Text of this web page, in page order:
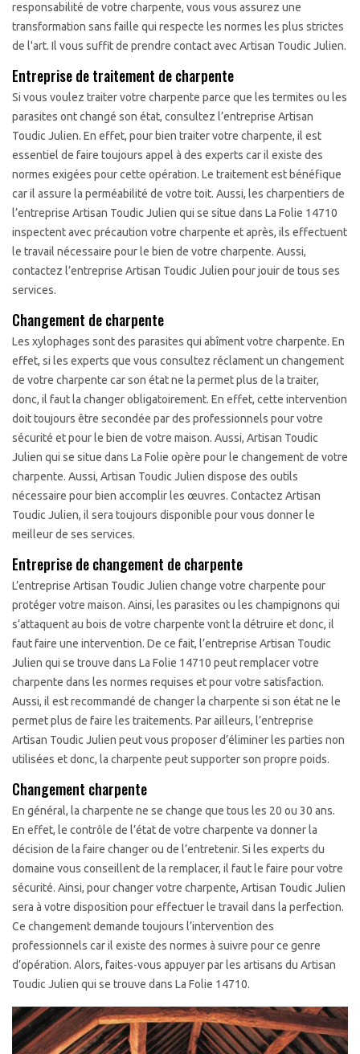
responsabilité de votre charpente, vous vous assurez une
transformation sans faille qui respecte les normes les plus strictes
de l'art. Il vous suffit de prendre contact avec Artisan Toudic Julien.
Entreprise de traitement de charpente
Si vous voulez traiter votre charpente parce que les termites ou les
parasites ont changé son état, consultez l’entreprise Artisan
Toudic Julien. En effet, pour bien traiter votre charpente, il est
essentiel de faire toujours appel à des experts car il existe des
normes exigées pour cette opération. Le traitement est bénéfique
car il assure la perméabilité de votre toit. Aussi, les charpentiers de
l’entreprise Artisan Toudic Julien qui se situe dans La Folie 14710
inspectent avec précaution votre charpente et après, ils effectuent
le travail nécessaire pour le bien de votre charpente. Aussi,
contactez l’entreprise Artisan Toudic Julien pour jouir de tous ses
services.
Changement de charpente
Les xylophages sont des parasites qui abîment votre charpente. En
effet, si les experts que vous consultez réclament un changement
de votre charpente car son état ne la permet plus de la traiter,
donc, il faut la changer obligatoirement. En effet, cette intervention
doit toujours être secondée par des professionnels pour votre
sécurité et pour le bien de votre maison. Aussi, Artisan Toudic
Julien qui se situe dans La Folie opère pour le changement de votre
charpente. Aussi, Artisan Toudic Julien dispose des outils
nécessaire pour bien accomplir les œuvres. Contactez Artisan
Toudic Julien, il sera toujours disponible pour vous donner le
meilleur de ses services.
Entreprise de changement de charpente
L’entreprise Artisan Toudic Julien change votre charpente pour
protéger votre maison. Ainsi, les parasites ou les champignons qui
s’attaquent au bois de votre charpente vont la détruire et donc, il
faut faire une intervention. De ce fait, l’entreprise Artisan Toudic
Julien qui se trouve dans La Folie 14710 peut remplacer votre
charpente dans les normes requises et pour votre satisfaction.
Aussi, il est recommandé de changer la charpente si son état ne le
permet plus de faire les traitements. Par ailleurs, l’entreprise
Artisan Toudic Julien peut vous proposer d’éliminer les parties non
utilisées et donc, la charpente peut supporter son propre poids.
Changement charpente
En général, la charpente ne se change que tous les 20 ou 30 ans.
En effet, le contrôle de l’état de votre charpente va donner la
décision de la faire changer ou de l’entretenir. Si les experts du
domaine vous conseillent de la remplacer, il faut le faire pour votre
sécurité. Ainsi, pour changer votre charpente, Artisan Toudic Julien
sera à votre disposition pour effectuer le travail dans la perfection.
Ce changement demande toujours l’intervention des
professionnels car il existe des normes à suivre pour ce genre
d’opération. Alors, faites-vous appuyer par les artisans du Artisan
Toudic Julien qui se trouve dans La Folie 14710.